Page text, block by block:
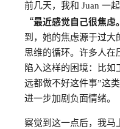
前几天，我和 Juan 一
“最近感觉自己很焦虑
到，她的焦虑源于过大
思维的循环。许多人在
陷入这样的困境：比如
远都做不好这件事”这
进一步加剧负面情绪。
察觉到这一点后，我马